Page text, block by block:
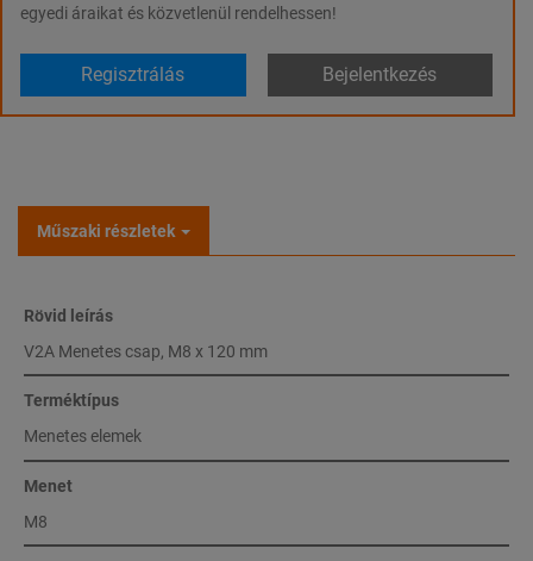
egyedi áraikat és közvetlenül rendelhessen!
Regisztrálás Bejelentkezés
Műszaki részletek
Rövid leírás
V2A Menetes csap, M8 x 120 mm
Terméktípus
Menetes elemek
Menet
M8